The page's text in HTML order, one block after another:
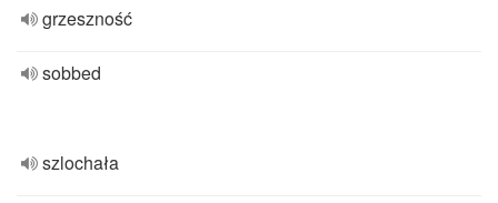
grzeszność
sobbed
szlochała